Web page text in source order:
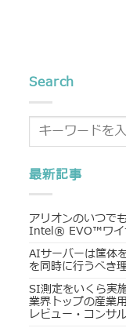
Search
最新記事
アリオンのいつで
Intel® EVO™ワイ
AIサーバーは筐体
を同時に行うべき
SI測定をいくら実
業界トップの産業
レビュー・コンサ